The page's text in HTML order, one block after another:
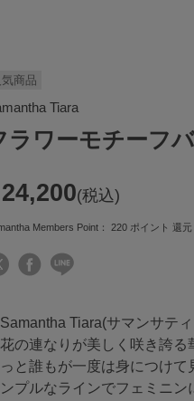
気商品
Tiara
ラワーモチーフ
24,200(税込)
Members Point： 220ポイント 還元
Tiara(サマンサテ
の連なりが美しく咲き誇る
と誰もが一度は身につけて
プルなラインでフェミニ